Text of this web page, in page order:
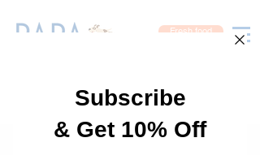
Fresh food
Groups